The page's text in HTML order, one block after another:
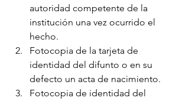
autoridad competente de la
institución una vez ocurrido el
hecho.
Fotocopia de la tarjeta de
identidad del difunto o en su
defecto un acta de nacimiento.
Fotocopia de identidad del